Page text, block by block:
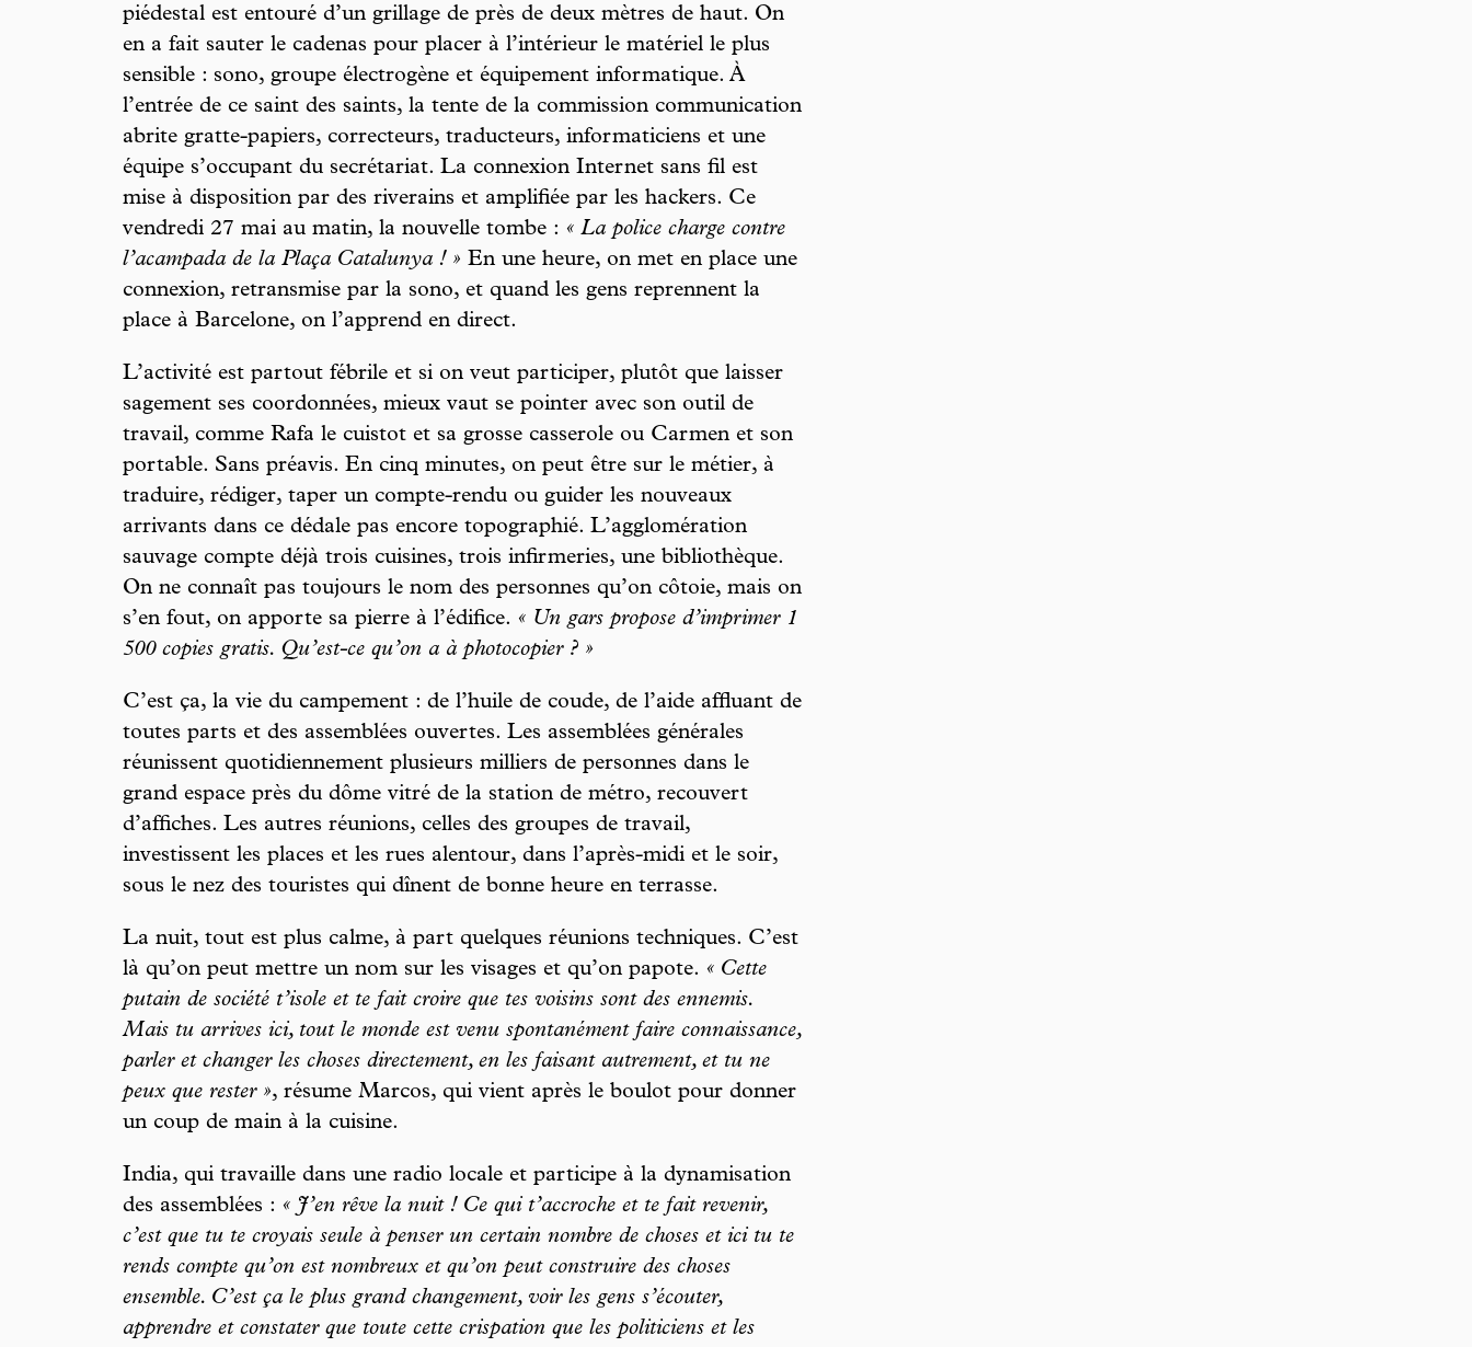
piédestal est entouré d’un grillage de près de deux mètres de haut. On
en a fait sauter le cadenas pour placer à l’intérieur le matériel le plus
sensible : sono, groupe électrogène et équipement informatique. À
l’entrée de ce saint des saints, la tente de la commission communication
abrite gratte-papiers, correcteurs, traducteurs, informaticiens et une
équipe s’occupant du secrétariat. La connexion Internet sans fil est
mise à disposition par des riverains et amplifiée par les hackers. Ce
vendredi 27 mai au matin, la nouvelle tombe : « La police charge contre
l’acampada de la Plaça Catalunya ! » En une heure, on met en place une
connexion, retransmise par la sono, et quand les gens reprennent la
place à Barcelone, on l’apprend en direct.
L’activité est partout fébrile et si on veut participer, plutôt que laisser
sagement ses coordonnées, mieux vaut se pointer avec son outil de
travail, comme Rafa le cuistot et sa grosse casserole ou Carmen et son
portable. Sans préavis. En cinq minutes, on peut être sur le métier, à
traduire, rédiger, taper un compte-rendu ou guider les nouveaux
arrivants dans ce dédale pas encore topographié. L’agglomération
sauvage compte déjà trois cuisines, trois infirmeries, une bibliothèque.
On ne connaît pas toujours le nom des personnes qu’on côtoie, mais on
s’en fout, on apporte sa pierre à l’édifice. « Un gars propose d’imprimer 1
500 copies gratis. Qu’est-ce qu’on a à photocopier ? »
C’est ça, la vie du campement : de l’huile de coude, de l’aide affluant de
toutes parts et des assemblées ouvertes. Les assemblées générales
réunissent quotidiennement plusieurs milliers de personnes dans le
grand espace près du dôme vitré de la station de métro, recouvert
d’affiches. Les autres réunions, celles des groupes de travail,
investissent les places et les rues alentour, dans l’après-midi et le soir,
sous le nez des touristes qui dînent de bonne heure en terrasse.
La nuit, tout est plus calme, à part quelques réunions techniques. C’est
là qu’on peut mettre un nom sur les visages et qu’on papote. « Cette
putain de société t’isole et te fait croire que tes voisins sont des ennemis.
Mais tu arrives ici, tout le monde est venu spontanément faire connaissance,
parler et changer les choses directement, en les faisant autrement, et tu ne
peux que rester », résume Marcos, qui vient après le boulot pour donner
un coup de main à la cuisine.
India, qui travaille dans une radio locale et participe à la dynamisation
des assemblées : « J’en rêve la nuit ! Ce qui t’accroche et te fait revenir,
c’est que tu te croyais seule à penser un certain nombre de choses et ici tu te
rends compte qu’on est nombreux et qu’on peut construire des choses
ensemble. C’est ça le plus grand changement, voir les gens s’écouter,
apprendre et constater que toute cette crispation que les politiciens et les